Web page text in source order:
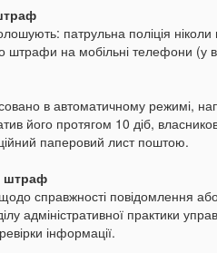
патрульна поліція
на мобільні телефони (у
в автоматичному режимі,
його протягом 10 діб,
паперовий лист поштою.
штраф
справжності повідомлення
адміністративної практики
інформації.